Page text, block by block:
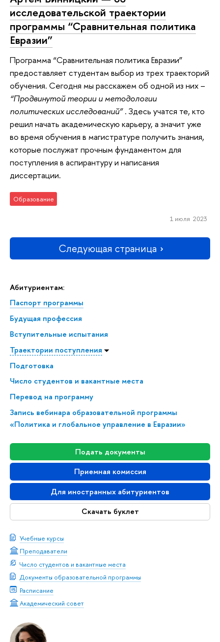
Абитуриентам:
Паспорт программы
Будущая профессия
Всту­пи­тель­ные испытания
Траектории поступления
Подготовка
Число студентов и вакантные места
Перевод на программу
Запись вебинара образовательной программы
«Политика и глобальное управление в Евразии»
Подать документы
Приемная комиссия
Для иностранных абитуриентов
Скачать буклет
Учебные курсы
Преподаватели
Число студентов и вакантные места
Документы образовательной программы
Расписание
Академический совет
исследовательской траектории
программы “Сравнительная политика
Евразии”
Программа “Сравнительная политика Евразии”
предоставляет студентам выбор из трех траекторий
обучения. Сегодня мы расскажем об одной из них –
“Продвинутой теории и методологии
политических исследований”. Здесь учатся те, кто
решил начать академическую карьеру, а значит уже
во время обучения в магистратуре получить знания,
которые послужат прочным фундаментом для
поступления в аспирантуру и написания
диссертации.
Образование
1 июля 2023
Следующая страница